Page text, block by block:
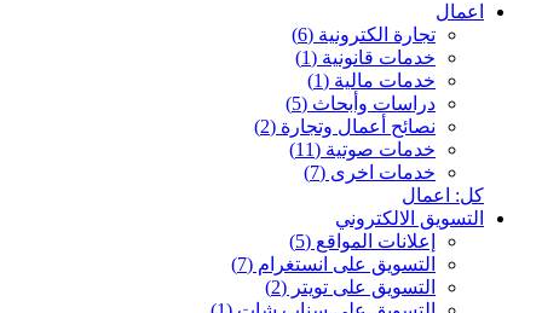
اعمال
تجارة الكترونية (6)
خدمات قانونية (1)
خدمات مالية (1)
دراسات وأبحاث (5)
نصائح أعمال وتجارة (2)
خدمات صوتية (11)
خدمات اخرى (7)
كل: اعمال
التسويق الالكتروني
إعلانات المواقع (5)
التسويق على انستغرام (7)
التسويق على تويتر (2)